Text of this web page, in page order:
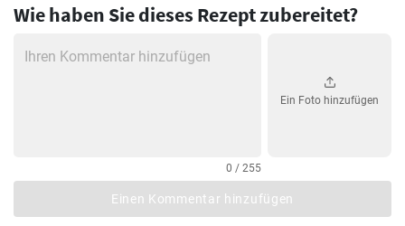
Wie haben Sie dieses Rezept zubereitet?
0 / 255
Ein Foto hinzufügen
Einen Kommentar hinzufügen